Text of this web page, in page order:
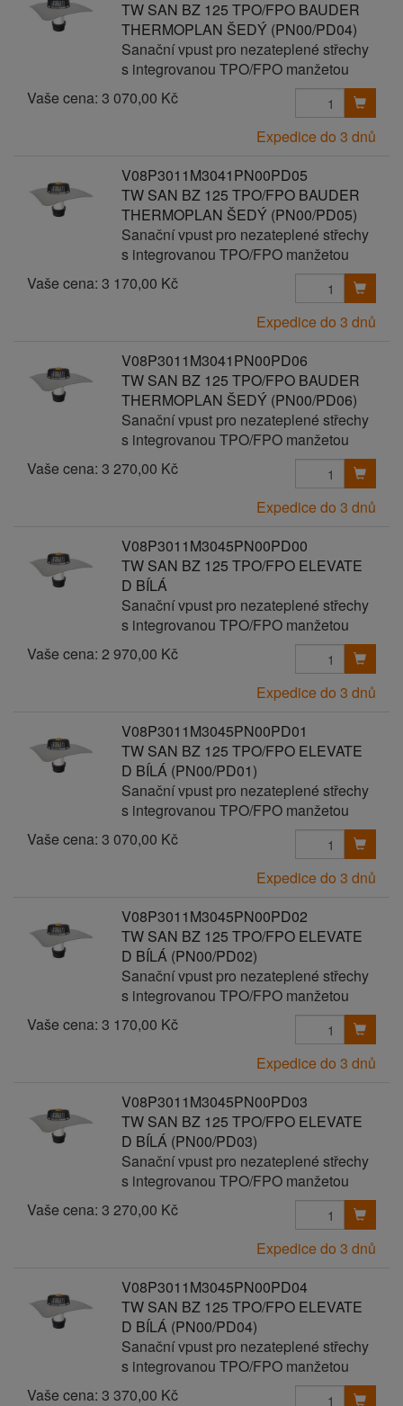
TW SAN BZ 125 TPO/FPO BAUDER
THERMOPLAN ŠEDÝ (PN00/PD04)
Sanační vpust pro nezateplené střechy
s integrovanou TPO/FPO manžetou
Vaše cena: 3 070,00 Kč
Expedice do 3 dnů
V08P3011M3041PN00PD05
TW SAN BZ 125 TPO/FPO BAUDER
THERMOPLAN ŠEDÝ (PN00/PD05)
Sanační vpust pro nezateplené střechy
s integrovanou TPO/FPO manžetou
Vaše cena: 3 170,00 Kč
Expedice do 3 dnů
V08P3011M3041PN00PD06
TW SAN BZ 125 TPO/FPO BAUDER
THERMOPLAN ŠEDÝ (PN00/PD06)
Sanační vpust pro nezateplené střechy
s integrovanou TPO/FPO manžetou
Vaše cena: 3 270,00 Kč
Expedice do 3 dnů
V08P3011M3045PN00PD00
TW SAN BZ 125 TPO/FPO ELEVATE
D BÍLÁ
Sanační vpust pro nezateplené střechy
s integrovanou TPO/FPO manžetou
Vaše cena: 2 970,00 Kč
Expedice do 3 dnů
V08P3011M3045PN00PD01
TW SAN BZ 125 TPO/FPO ELEVATE
D BÍLÁ (PN00/PD01)
Sanační vpust pro nezateplené střechy
s integrovanou TPO/FPO manžetou
Vaše cena: 3 070,00 Kč
Expedice do 3 dnů
V08P3011M3045PN00PD02
TW SAN BZ 125 TPO/FPO ELEVATE
D BÍLÁ (PN00/PD02)
Sanační vpust pro nezateplené střechy
s integrovanou TPO/FPO manžetou
Vaše cena: 3 170,00 Kč
Expedice do 3 dnů
V08P3011M3045PN00PD03
TW SAN BZ 125 TPO/FPO ELEVATE
D BÍLÁ (PN00/PD03)
Sanační vpust pro nezateplené střechy
s integrovanou TPO/FPO manžetou
Vaše cena: 3 270,00 Kč
Expedice do 3 dnů
V08P3011M3045PN00PD04
TW SAN BZ 125 TPO/FPO ELEVATE
D BÍLÁ (PN00/PD04)
Sanační vpust pro nezateplené střechy
s integrovanou TPO/FPO manžetou
Vaše cena: 3 370,00 Kč